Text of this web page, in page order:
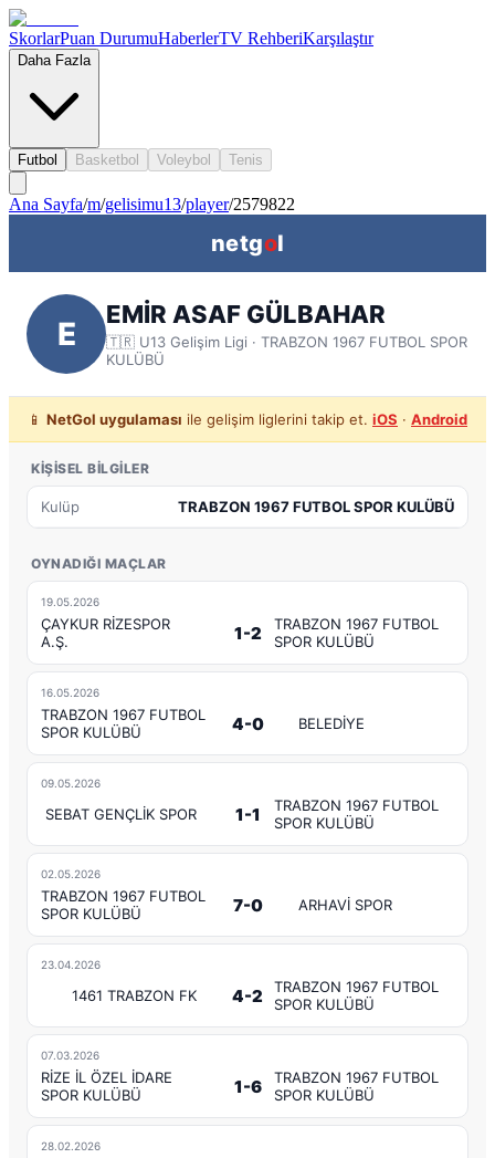
SkorlarPuan DurumuHaberlerTV RehberiKarşılaştır
Daha Fazla
Futbol Basketbol Voleybol Tenis
Ana Sayfa/m/gelisimu13/player/2579822
netgol
E
EMİR ASAF GÜLBAHAR
🇹🇷 U13 Gelişim Ligi · TRABZON 1967 FUTBOL SPOR
KULÜBÜ
📱 NetGol uygulaması ile gelişim liglerini takip et. iOS · Android
KIŞISEL BILGILER
Kulüp TRABZON 1967 FUTBOL SPOR KULÜBÜ
OYNADIĞI MAÇLAR
19.05.2026
ÇAYKUR RİZESPOR
A.Ş.
1-2
TRABZON 1967 FUTBOL
SPOR KULÜBÜ
16.05.2026
TRABZON 1967 FUTBOL
SPOR KULÜBÜ
4-0 BELEDİYE
09.05.2026
SEBAT GENÇLİK SPOR 1-1
TRABZON 1967 FUTBOL
SPOR KULÜBÜ
02.05.2026
TRABZON 1967 FUTBOL
SPOR KULÜBÜ
7-0 ARHAVİ SPOR
23.04.2026
1461 TRABZON FK 4-2
TRABZON 1967 FUTBOL
SPOR KULÜBÜ
07.03.2026
RİZE İL ÖZEL İDARE
SPOR KULÜBÜ
1-6
TRABZON 1967 FUTBOL
SPOR KULÜBÜ
28.02.2026